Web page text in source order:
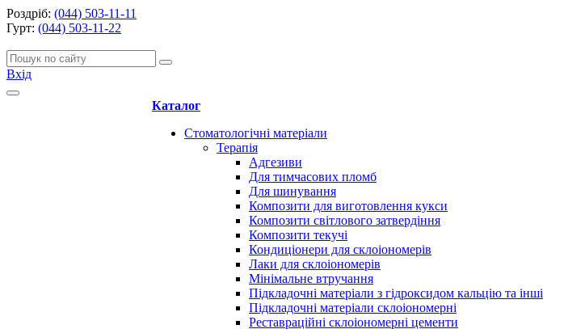
Роздріб: (044) 503-11-11
Гурт: (044) 503-11-22
Вхід
Каталог
Стоматологічні матеріали
Терапія
Адгезиви
Для тимчасових пломб
Для шинування
Композити для виготовлення кукси
Композити світлового затвердіння
Композити текучі
Кондиціонери для склоіономерів
Лаки для склоіономерів
Мінімальне втручання
Підкладочні матеріали з гідроксидом кальцію та інші
Підкладочні матеріали склоіономерні
Реставраційні склоіономерні цементи